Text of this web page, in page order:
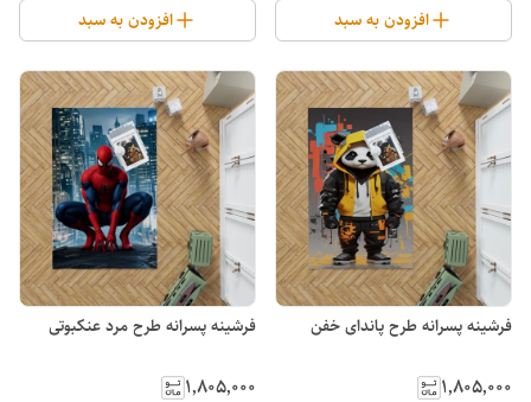
افزودن به سبد افزودن به سبد
فرشینه پسرانه طرح پاندای خفن
۱٬۸۰۵٬۰۰۰
فرشینه پسرانه طرح مرد عنکبوتی
۱٬۸۰۵٬۰۰۰